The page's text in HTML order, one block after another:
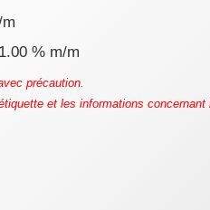
% m/m
précaution.
et les informations concernant